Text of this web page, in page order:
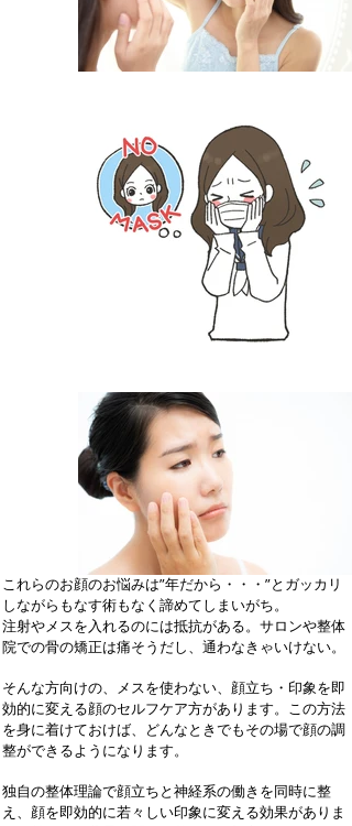
これらのお顔のお悩みは”年だから・・・”とガッカリ
しながらもなす術もなく諦めてしまいがち。
注射やメスを入れるのには抵抗がある。サロンや整体
院での骨の矯正は痛そうだし、通わなきゃいけない。
そんな方向けの、メスを使わない、顔立ち・印象を即
効的に変える顔のセルフケア方があります。この方法
を身に着けておけば、どんなときでもその場で顔の調
整ができるようになります。
独自の整体理論で顔立ちと神経系の働きを同時に整
え、顔を即効的に若々しい印象に変える効果がありま